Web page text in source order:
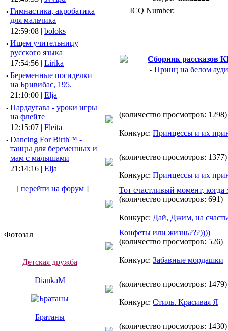
· Гимнастика, акробатика
для мальчика
12:59:08 | boloks
· Ищем учительницу
русского языка
17:54:56 | Lirika
· Беременные посиделки
на Бривибас, 195.
21:10:00 | Elja
· Пардаугава - уроки игры
на флейте
12:15:07 | Fleita
· Dancing For Birth™ -
танцы для беременных и
мам с малышами
21:14:16 | Elja
[перейти на форум ]
Фотозал
Детская дружба
DiankaM
Братаны
ICQ Number:
Сборник рассказов
· Принц на белом
(количество просмотров: 1298)
Конкурс: Принцессы и их
(количество просмотров: 1377)
Конкурс: Принцессы и их
Тот счастливый момент,
(количество просмотров: 691)
Конкурс: Дай, Джим, на
Конфеты или жизнь???))))
(количество просмотров: 526)
Конкурс: Забавные мордашки
(количество просмотров: 1479)
Конкурс: Стиль. Красивая Я
(количество просмотров: 1430)